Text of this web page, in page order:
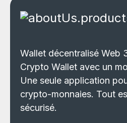
Wallet décentralisé Web
Crypto Wallet avec un
Une seule application
crypto-monnaies. Tout
sécurisé.